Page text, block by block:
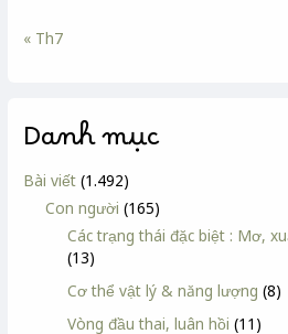
« Th7
Danh mục
Bài viết (1.492)
Con người (165)
Các trạng thái đặc biệt : Mơ,
(13)
Cơ thể vật lý & năng lượng (8)
Vòng đầu thai, luân hồi (11)